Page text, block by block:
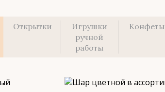
Открытки
Игрушки
ручной
работы
Конфеты